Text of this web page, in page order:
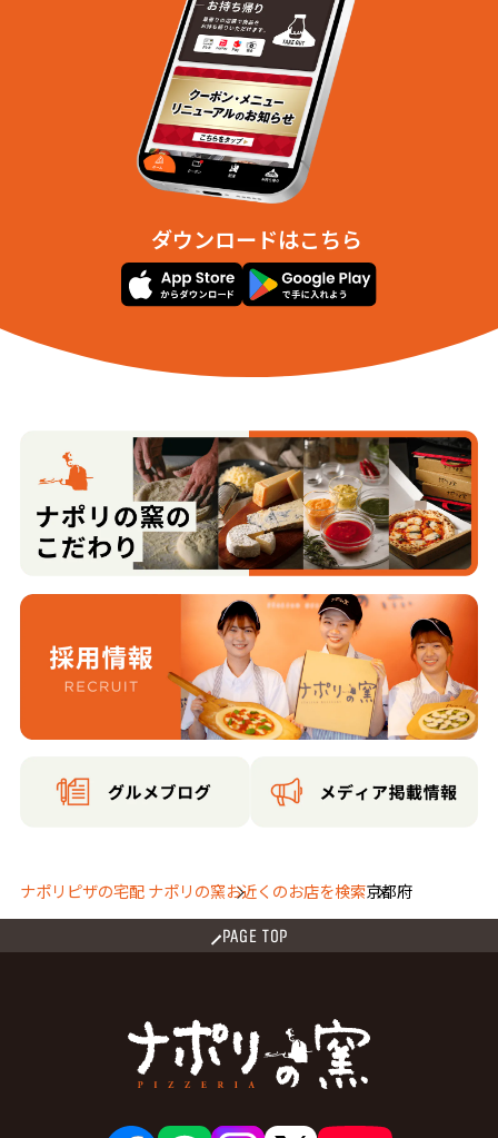
ダウンロードはこちら
ナポリピザの宅配 ナポリの窯お近くのお店を検索京都府
PAGE TOP